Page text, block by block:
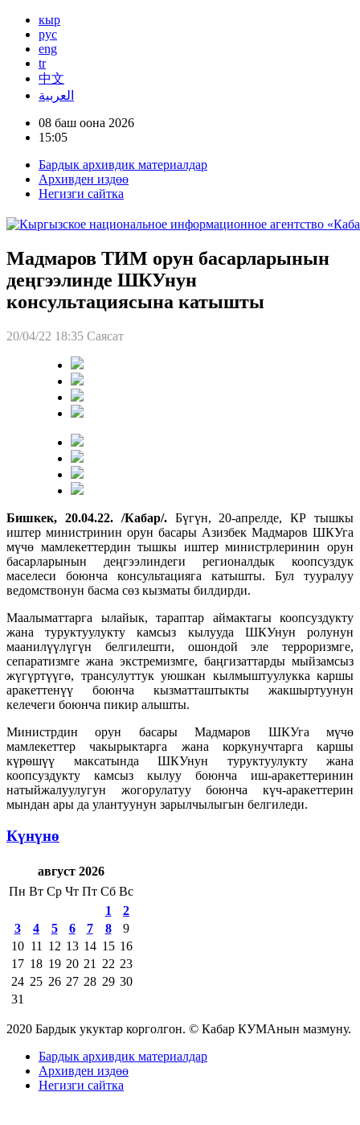
кыр
рус
eng
tr
中文
العربية
08 баш оона 2026
15:05
Бардык архивдик материалдар
Архивден издөө
Негизги сайтка
Мадмаров ТИМ орун басарларынын
деңгээлинде ШКУнун
консультациясына катышты
20/04/22 18:35 Саясат
Бишкек, 20.04.22. /Кабар/.Бүгүн, 20-апрелде, КР тышкы
иштер министринин орун басары Азизбек Мадмаров ШКУга
мүчө мамлекеттердин тышкы иштер министрлеринин орун
басарларынын деңгээлиндеги регионалдык коопсуздук
маселеси боюнча консультацияга катышты. Бул тууралуу
ведомствонун басма сөз кызматы билдирди.
Маалыматтарга ылайык, тараптар аймактагы коопсуздукту
жана туруктуулукту камсыз кылууда ШКУнун ролунун
маанилүүлүгүн белгилешти, ошондой эле терроризмге,
сепаратизмге жана экстремизмге, баңгизаттарды мыйзамсыз
жүгүртүүгө, трансулуттук уюшкан кылмыштуулукка каршы
аракеттенүү боюнча кызматташтыкты жакшыртуунун
келечеги боюнча пикир алышты.
Министрдин орун басары Мадмаров ШКУга мүчө
мамлекеттер чакырыктарга жана коркунучтарга каршы
күрөшүү максатында ШКУнун туруктуулукту жана
коопсуздукту камсыз кылуу боюнча иш-аракеттеринин
натыйжалуулугун жогорулатуу боюнча күч-аракеттерин
мындан ары да улантуунун зарылчылыгын белгиледи.
Күнүнө
август 2026
Пн Вт Ср Чт Пт Сб Вс
1
2
3
4 5 6 7 8
9
10 11 12 13 14 15 16
17 18 19 20 21 22 23
24 25 26 27 28 29 30
31
2020 Бардык укуктар корголгон. © Кабар КУМАнын мазмуну.
Бардык архивдик материалдар
Архивден издөө
Негизги сайтка